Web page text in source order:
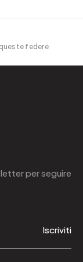
federe
per seguire
Iscriviti